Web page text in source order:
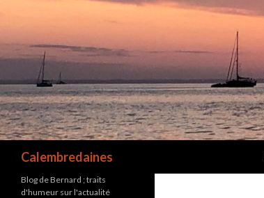
Calembredaines
Blog de Bernard ; traits
d'humeur sur l'actualité